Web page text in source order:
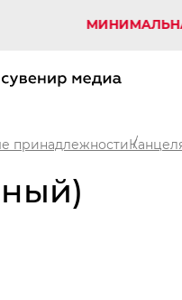
МИНИМАЛЬНАЯ
принадлежности